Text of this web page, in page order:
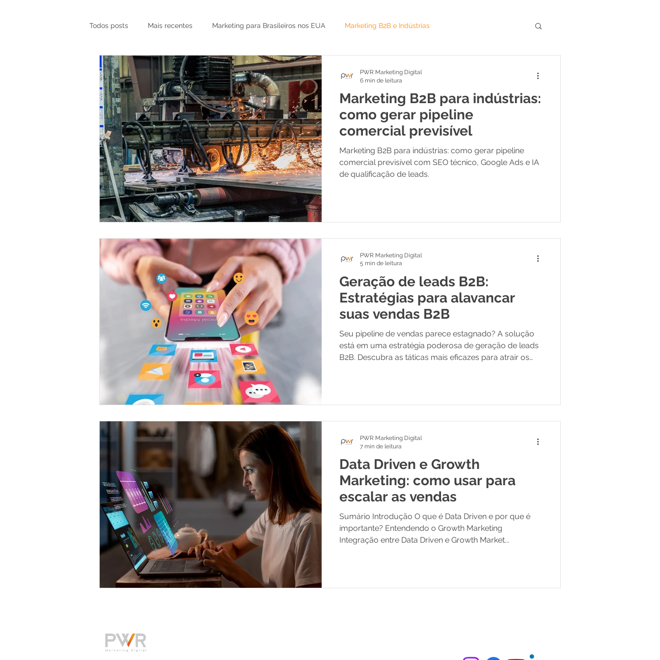
Todos posts Mais recentes Marketing para Brasileiros nos EUA Marketing B2B e Indústrias
Marketing para Construtoras Serviços B2B e Alto Valor Advisor e CMO as a Service
Marketing Local — RP, SP e Orlando Lançamento de infoproduto Marketing Jurídico
Agência de Marketing Digital SEO tráfego pago Leads B2B
Marketing B2B para indústrias:
como gerar pipeline
comercial previsível
Marketing B2B para indústrias: como gerar pipeline
comercial previsível com SEO técnico, Google Ads e IA
de qualificação de leads.
PWR Marketing Digital
6 min de leitura
Geração de leads B2B:
Estratégias para alavancar
suas vendas B2B
Seu pipeline de vendas parece estagnado? A solução
está em uma estratégia poderosa de geração de leads
B2B. Descubra as táticas mais eficazes para atrair os
construa um fluxo constante de oportunidades para
PWR Marketing Digital
5 min de leitura
Data Driven e Growth
Marketing: como usar para
escalar as vendas
Sumário Introdução O que é Data Driven e por que é
importante? Entendendo o Growth Marketing
Integração entre Data Driven e Growth Market...
PWR Marketing Digital
7 min de leitura